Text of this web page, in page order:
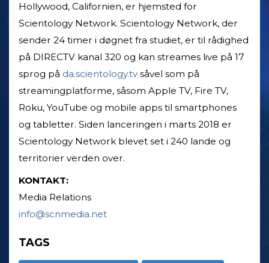
Hollywood, Californien, er hjemsted for
Scientology Network. Scientology Network, der
sender 24 timer i døgnet fra studiet, er til rådighed
på DIRECTV kanal 320 og kan streames live på 17
sprog på da.scientology.tv såvel som på
streamingplatforme, såsom Apple TV, Fire TV,
Roku, YouTube og mobile apps til smartphones
og tabletter. Siden lanceringen i marts 2018 er
Scientology Network blevet set i 240 lande og
territorier verden over.
KONTAKT:
Media Relations
info@scnmedia.net
TAGS